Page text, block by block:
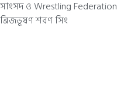
সাংসদ ও Wrestling Federation
ব্রিজভূষণ শরণ সিং